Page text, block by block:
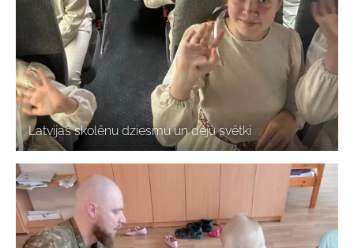
Latvijas skolēnu dziesmu un deju svētki